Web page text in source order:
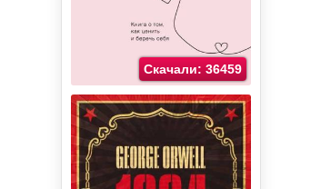
Скачали: 36459